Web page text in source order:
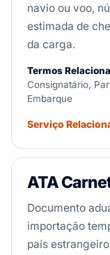
navio ou voo,
estimada de
da carga.
Termos
Consignatário,
Embarque
Serviço
ATA
Documento
importação
país